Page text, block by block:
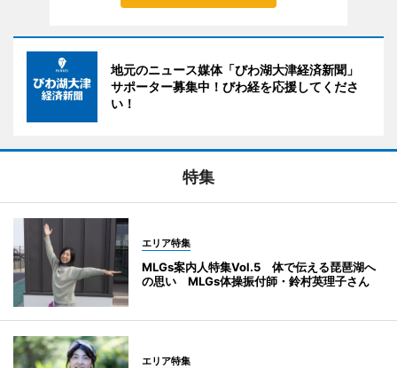
地元のニュース媒体「びわ湖大津経済新聞」
サポーター募集中！びわ経を応援してくださ
い！
特集
エリア特集
MLGs案内人特集Vol.5 体で伝える琵琶湖へ
の思い MLGs体操振付師・鈴村英理子さん
エリア特集